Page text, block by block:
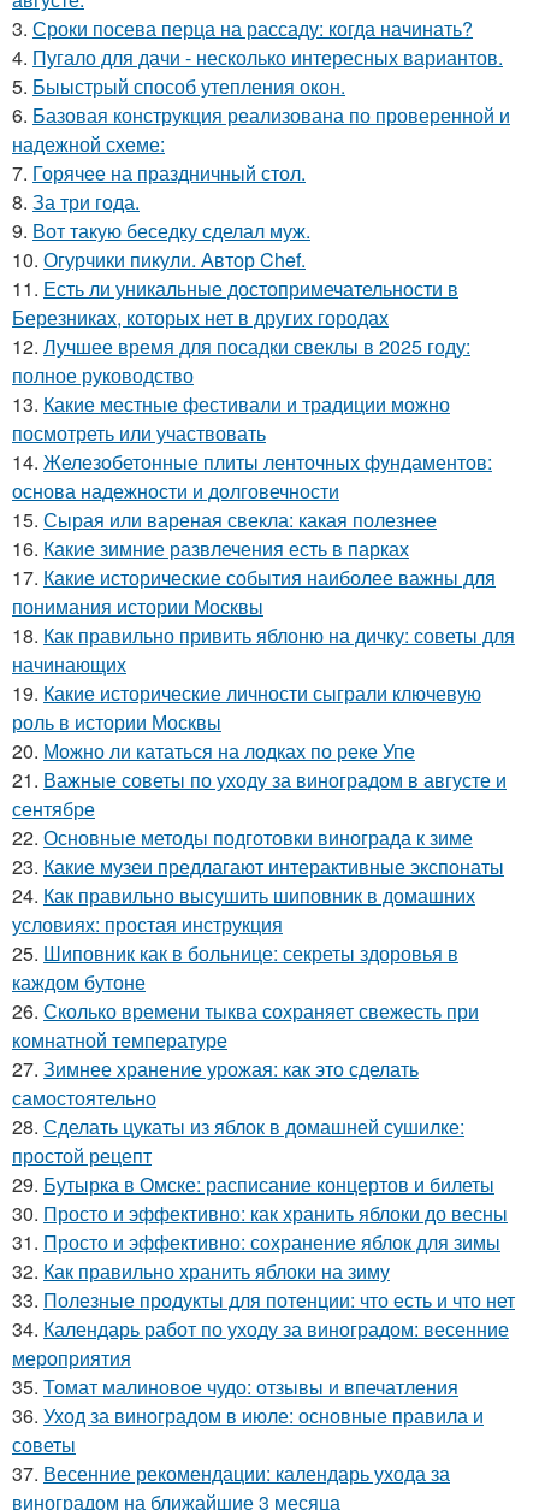
3. Сроки посева перца на рассаду: когда начинать?
4. Пугало для дачи - несколько интересных вариантов.
5. Быыстрый способ утепления окон.
6. Базовая конструкция реализована по проверенной и
надежной схеме:
7. Горячее на праздничный стол.
8. За три года.
9. Вот такую беседку сделал муж.
10. Огурчики пикули. Автор Chef.
11. Есть ли уникальные достопримечательности в
Березниках, которых нет в других городах
12. Лучшее время для посадки свеклы в 2025 году:
полное руководство
13. Какие местные фестивали и традиции можно
посмотреть или участвовать
14. Железобетонные плиты ленточных фундаментов:
основа надежности и долговечности
15. Сырая или вареная свекла: какая полезнее
16. Какие зимние развлечения есть в парках
17. Какие исторические события наиболее важны для
понимания истории Москвы
18. Как правильно привить яблоню на дичку: советы для
начинающих
19. Какие исторические личности сыграли ключевую
роль в истории Москвы
20. Можно ли кататься на лодках по реке Упе
21. Важные советы по уходу за виноградом в августе и
сентябре
22. Основные методы подготовки винограда к зиме
23. Какие музеи предлагают интерактивные экспонаты
24. Как правильно высушить шиповник в домашних
условиях: простая инструкция
25. Шиповник как в больнице: секреты здоровья в
каждом бутоне
26. Сколько времени тыква сохраняет свежесть при
комнатной температуре
27. Зимнее хранение урожая: как это сделать
самостоятельно
28. Сделать цукаты из яблок в домашней сушилке:
простой рецепт
29. Бутырка в Омске: расписание концертов и билеты
30. Просто и эффективно: как хранить яблоки до весны
31. Просто и эффективно: сохранение яблок для зимы
32. Как правильно хранить яблоки на зиму
33. Полезные продукты для потенции: что есть и что нет
34. Календарь работ по уходу за виноградом: весенние
мероприятия
35. Томат малиновое чудо: отзывы и впечатления
36. Уход за виноградом в июле: основные правила и
советы
37. Весенние рекомендации: календарь ухода за
виноградом на ближайшие 3 месяца